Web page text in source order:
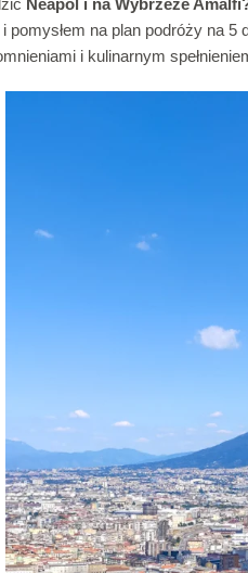
Neapol i na Wybrzeże
pomysłem na plan podróży na
i kulinarnym